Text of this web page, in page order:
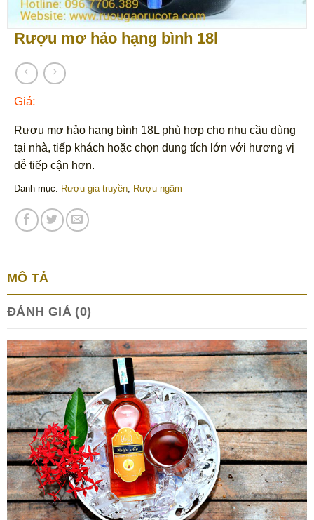
Rượu mơ hảo hạng bình 18l
Giá:
Rượu mơ hảo hạng bình 18L phù hợp cho nhu cầu dùng
tại nhà, tiếp khách hoặc chọn dung tích lớn với hương vị
dễ tiếp cận hơn.
Danh mục: Rượu gia truyền, Rượu ngâm
MÔ TẢ
ĐÁNH GIÁ (0)